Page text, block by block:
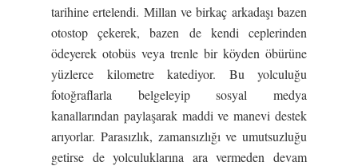
tarihine ertelendi. Millan ve birkaç arkadaşı bazen
otostop çekerek, bazen de kendi ceplerinden
ödeyerek otobüs veya trenle bir köyden öbürüne
yüzlerce kilometre katediyor. Bu yolculuğu
fotoğraflarla belgeleyip sosyal medya
kanallarından paylaşarak maddi ve manevi destek
arıyorlar. Parasızlık, zamansızlığı ve umutsuzluğu
getirse de yolculuklarına ara vermeden devam